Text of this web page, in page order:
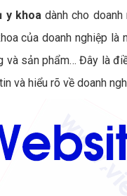
y khoadành cho doanh
của doanh nghiệp
và sản phẩm… Đây là
và hiểu rõ về doanh